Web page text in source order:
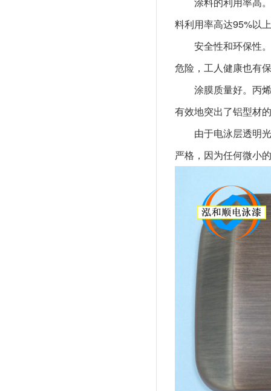
料利用率高达95%以
安全性和环保性
危险，工人健康也有
涂膜质量好。丙
有效地突出了铝型材
由于电泳层透明
严格，因为任何微小